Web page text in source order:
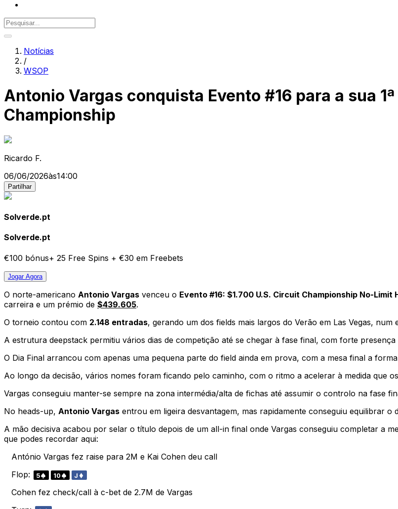
Notícias
/
WSOP
Antonio Vargas conquista Evento #16 para a sua
Championship
Ricardo F.
06/06/2026às14:00
Partilhar
Solverde.pt
Solverde.pt
€100 bónus+ 25 Free Spins + €30 em Freebets
Jogar Agora
O norte-americano Antonio Vargas venceu o Evento #16: $1.700 U.S. Circuit Championship No-Limit
carreira e um prémio de $439.605.
O torneio contou com 2.148 entradas, gerando um dos fields mais largos do Verão em Las Vegas,
A estrutura deepstack permitiu vários dias de competição até se chegar à fase final, com forte
O Dia Final arrancou com apenas uma pequena parte do field ainda em prova, com a mesa final a
Ao longo da decisão, vários nomes foram ficando pelo caminho, com o ritmo a acelerar à medida que
Vargas conseguiu manter-se sempre na zona intermédia/alta de fichas até assumir o controlo na fase
No heads-up, Antonio Vargas entrou em ligeira desvantagem, mas rapidamente conseguiu equilibrar o
A mão decisiva acabou por selar o título depois de um all-in final onde Vargas conseguiu completar a
que podes recordar aqui:
António Vargas fez raise para 2M e Kai Cohen deu call
Flop:
5 10 J
Cohen fez check/call à c-bet de 2.7M de Vargas